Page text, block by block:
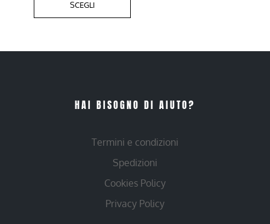
SCEGLI
HAI BISOGNO DI AIUTO?
Termini e condizioni
Spedizioni
Cookies Policy
Privacy Policy